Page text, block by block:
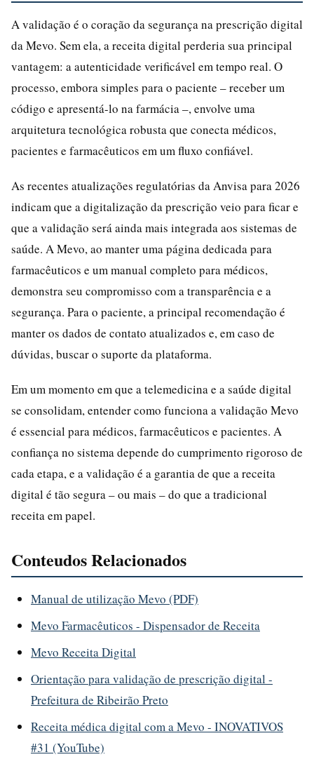
A validação é o coração da segurança na prescrição digital
da Mevo. Sem ela, a receita digital perderia sua principal
vantagem: a autenticidade verificável em tempo real. O
processo, embora simples para o paciente – receber um
código e apresentá-lo na farmácia –, envolve uma
arquitetura tecnológica robusta que conecta médicos,
pacientes e farmacêuticos em um fluxo confiável.
As recentes atualizações regulatórias da Anvisa para 2026
indicam que a digitalização da prescrição veio para ficar e
que a validação será ainda mais integrada aos sistemas de
saúde. A Mevo, ao manter uma página dedicada para
farmacêuticos e um manual completo para médicos,
demonstra seu compromisso com a transparência e a
segurança. Para o paciente, a principal recomendação é
manter os dados de contato atualizados e, em caso de
dúvidas, buscar o suporte da plataforma.
Em um momento em que a telemedicina e a saúde digital
se consolidam, entender como funciona a validação Mevo
é essencial para médicos, farmacêuticos e pacientes. A
confiança no sistema depende do cumprimento rigoroso de
cada etapa, e a validação é a garantia de que a receita
digital é tão segura – ou mais – do que a tradicional
receita em papel.
Conteudos Relacionados
Manual de utilização Mevo (PDF)
Mevo Farmacêuticos - Dispensador de Receita
Mevo Receita Digital
Orientação para validação de prescrição digital -
Prefeitura de Ribeirão Preto
Receita médica digital com a Mevo - INOVATIVOS
#31 (YouTube)